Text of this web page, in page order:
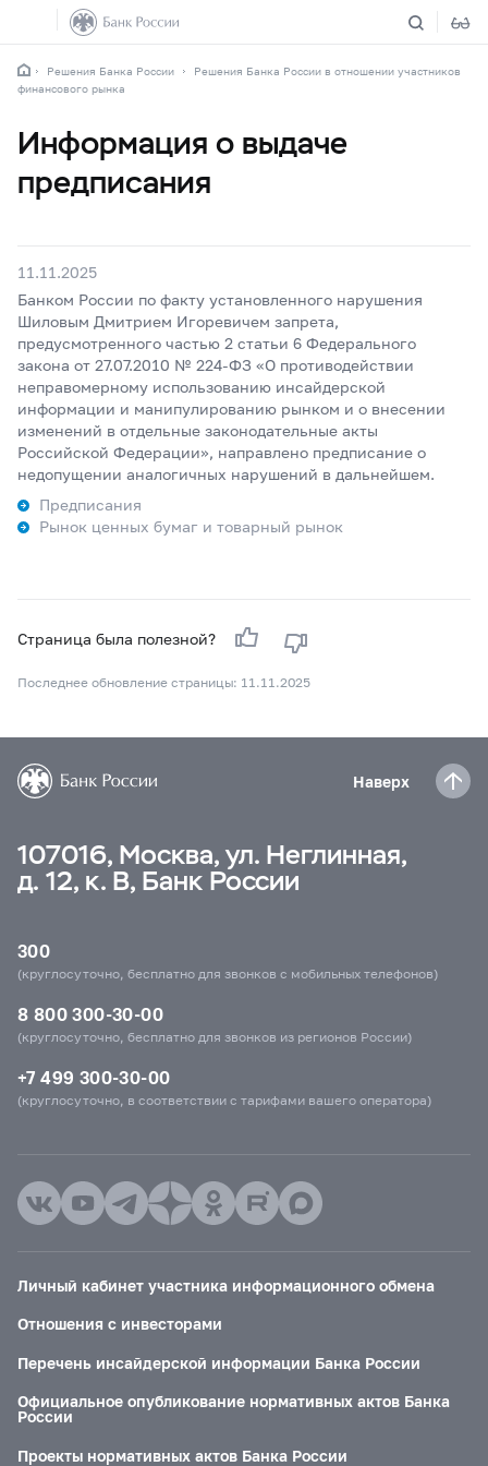
Решения Банка России
Решения Банка России в отношении участников
финансового рынка
Информация о выдаче
предписания
11.11.2025
Банком России по факту установленного нарушения
Шиловым Дмитрием Игоревичем запрета,
предусмотренного частью 2 статьи 6 Федерального
закона от 27.07.2010 № 224-ФЗ «О противодействии
неправомерному использованию инсайдерской
информации и манипулированию рынком и о внесении
изменений в отдельные законодательные акты
Российской Федерации», направлено предписание о
недопущении аналогичных нарушений в дальнейшем.
Предписания
Рынок ценных бумаг и товарный рынок
Страница была полезной?
Последнее обновление страницы: 11.11.2025
Наверх
107016, Москва, ул. Неглинная,
д. 12, к. В, Банк России
300
(круглосуточно, бесплатно для звонков с мобильных телефонов)
8 800 300-30-00
(круглосуточно, бесплатно для звонков из регионов России)
+7 499 300-30-00
(круглосуточно, в соответствии с тарифами вашего оператора)
Личный кабинет участника информационного обмена
Отношения с инвесторами
Перечень инсайдерской информации Банка России
Официальное опубликование нормативных актов Банка
России
Проекты нормативных актов Банка России